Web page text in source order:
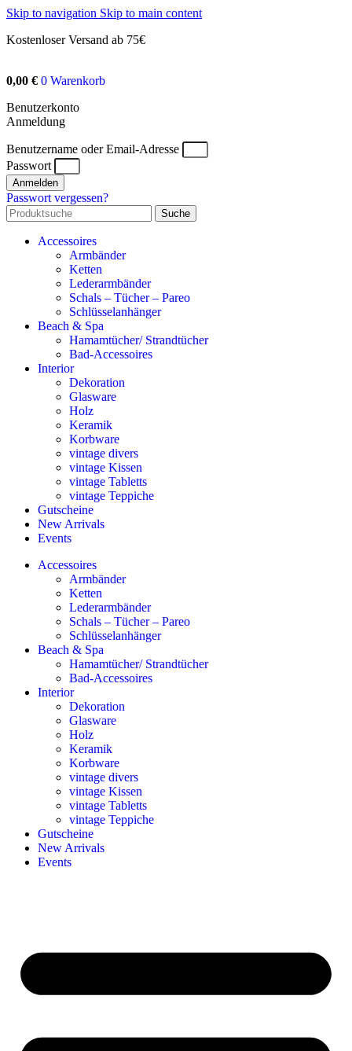
Skip to navigation Skip to main content
Kostenloser Versand ab 75€
0,00 € 0 Warenkorb
Benutzerkonto
Anmeldung
Benutzername oder Email-Adresse
Passwort
Anmelden
Passwort vergessen?
Suche
Accessoires
Armbänder
Ketten
Lederarmbänder
Schals – Tücher – Pareo
Schlüsselanhänger
Beach & Spa
Hamamtücher/ Strandtücher
Bad-Accessoires
Interior
Dekoration
Glasware
Holz
Keramik
Korbware
vintage divers
vintage Kissen
vintage Tabletts
vintage Teppiche
Gutscheine
New Arrivals
Events
Accessoires
Armbänder
Ketten
Lederarmbänder
Schals – Tücher – Pareo
Schlüsselanhänger
Beach & Spa
Hamamtücher/ Strandtücher
Bad-Accessoires
Interior
Dekoration
Glasware
Holz
Keramik
Korbware
vintage divers
vintage Kissen
vintage Tabletts
vintage Teppiche
Gutscheine
New Arrivals
Events